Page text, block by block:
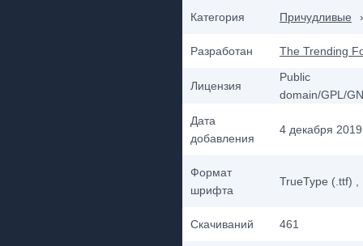
Категория Причудливые ›
Разработан The Trending
Лицензия
Public
domain/GPL/
Дата
добавления
4 декабря 2019
Формат
шрифта
TrueType (.ttf)
Скачиваний 461